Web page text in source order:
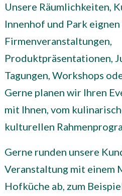
Unsere Räumlichkeiten,
Innenhof und Park
Firmenveranstaltungen,
Produktpräsentationen,
Tagungen, Workshops
Gerne planen wir Ihren
mit Ihnen, vom
kulturellen
Gerne runden unsere
Veranstaltung mit einem
Hofküche ab, zum